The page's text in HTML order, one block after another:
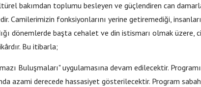
bakımdan toplumu besleyen ve güçlendiren can
Camilerimizin fonksiyonlarını yerine getiremediği,
dönemlerde başta cehalet ve din istismarı olmak üzere,
Bu itibarla;
Buluşmaları" uygulamasına devam edilecektir.
azami derecede hassasiyet gösterilecektir. Program sabah